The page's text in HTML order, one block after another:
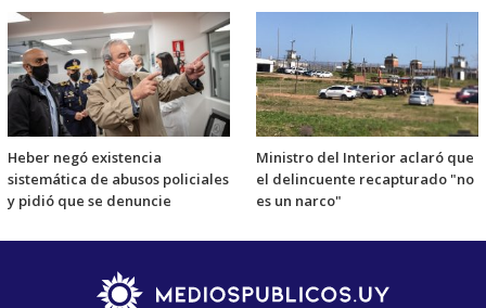
Heber negó existencia
sistemática de abusos policiales
y pidió que se denuncie
Ministro del Interior aclaró que
el delincuente recapturado "no
es un narco"